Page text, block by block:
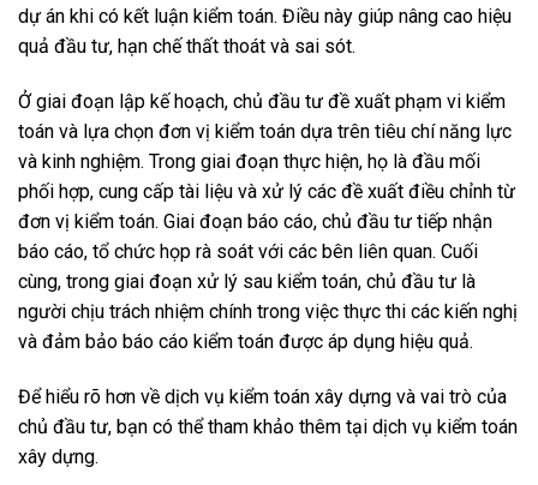
dự án khi có kết luận kiểm toán. Điều này giúp nâng cao hiệu
quả đầu tư, hạn chế thất thoát và sai sót.
Ở giai đoạn lập kế hoạch, chủ đầu tư đề xuất phạm vi kiểm
toán và lựa chọn đơn vị kiểm toán dựa trên tiêu chí năng lực
và kinh nghiệm. Trong giai đoạn thực hiện, họ là đầu mối
phối hợp, cung cấp tài liệu và xử lý các đề xuất điều chỉnh từ
đơn vị kiểm toán. Giai đoạn báo cáo, chủ đầu tư tiếp nhận
báo cáo, tổ chức họp rà soát với các bên liên quan. Cuối
cùng, trong giai đoạn xử lý sau kiểm toán, chủ đầu tư là
người chịu trách nhiệm chính trong việc thực thi các kiến nghị
và đảm bảo báo cáo kiểm toán được áp dụng hiệu quả.
Để hiểu rõ hơn về dịch vụ kiểm toán xây dựng và vai trò của
chủ đầu tư, bạn có thể tham khảo thêm tại dịch vụ kiểm toán
xây dựng.